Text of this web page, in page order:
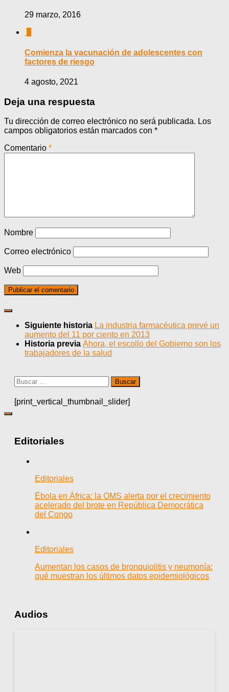
29 marzo, 2016
Comienza la vacunación de adolescentes con
factores de riesgo
4 agosto, 2021
Deja una respuesta
Tu dirección de correo electrónico no será publicada. Los
campos obligatorios están marcados con *
Comentario *
Nombre
Correo electrónico
Web
Siguiente historia La industria farmacéutica prevé un
aumento del 11 por ciento en 2013
Historia previa Ahora, el escollo del Gobierno son los
trabajadores de la salud
Buscar:
[print_vertical_thumbnail_slider]
Editoriales
Editoriales
Ébola en África: la OMS alerta por el crecimiento
acelerado del brote en República Democrática
del Congo
Editoriales
Aumentan los casos de bronquiolitis y neumonía:
qué muestran los últimos datos epidemiológicos
Audios